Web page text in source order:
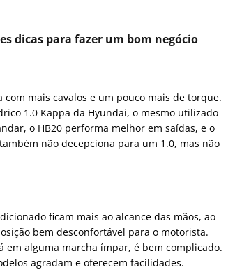
dicas para fazer um bom negócio
mais cavalos e um pouco mais de torque.
1.0 Kappa da Hyundai, o mesmo utilizado
o HB20 performa melhor em saídas, e o
não decepciona para um 1.0, mas não
ficam mais ao alcance das mãos, ao
bem desconfortável para o motorista.
em alguma marcha ímpar, é bem complicado.
agradam e oferecem facilidades.